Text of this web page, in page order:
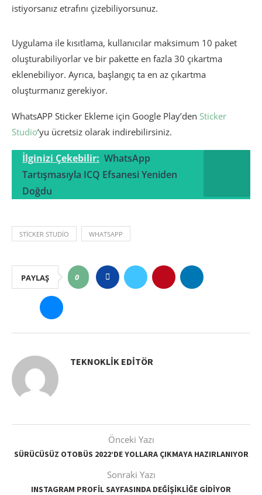
istiyorsanız etrafını çizebiliyorsunuz.
Uygulama ile kısıtlama, kullanıcılar maksimum 10 paket
oluşturabiliyorlar ve bir pakette en fazla 30 çıkartma
eklenebiliyor. Ayrıca, başlangıç ta en az çıkartma
oluşturmanız gerekiyor.
WhatsAPP Sticker Ekleme için Google Play’den Sticker
Studio‘yu ücretsiz olarak indirebilirsiniz.
İlginizi Çekebilir: WhatsApp
Tartışmasıyla ICQ Efsanesi Yeniden
Doğdu
STICKER STUDIO WHATSAPP
PAYLAŞ 0
TEKNOKLIK EDITÖR
Önceki Yazı
SÜRÜCÜSÜZ OTOBÜS 2022’DE YOLLARA ÇIKMAYA HAZIRLANIYOR
Sonraki Yazı
INSTAGRAM PROFIL SAYFASINDA DEĞIŞIKLIĞE GIDIYOR